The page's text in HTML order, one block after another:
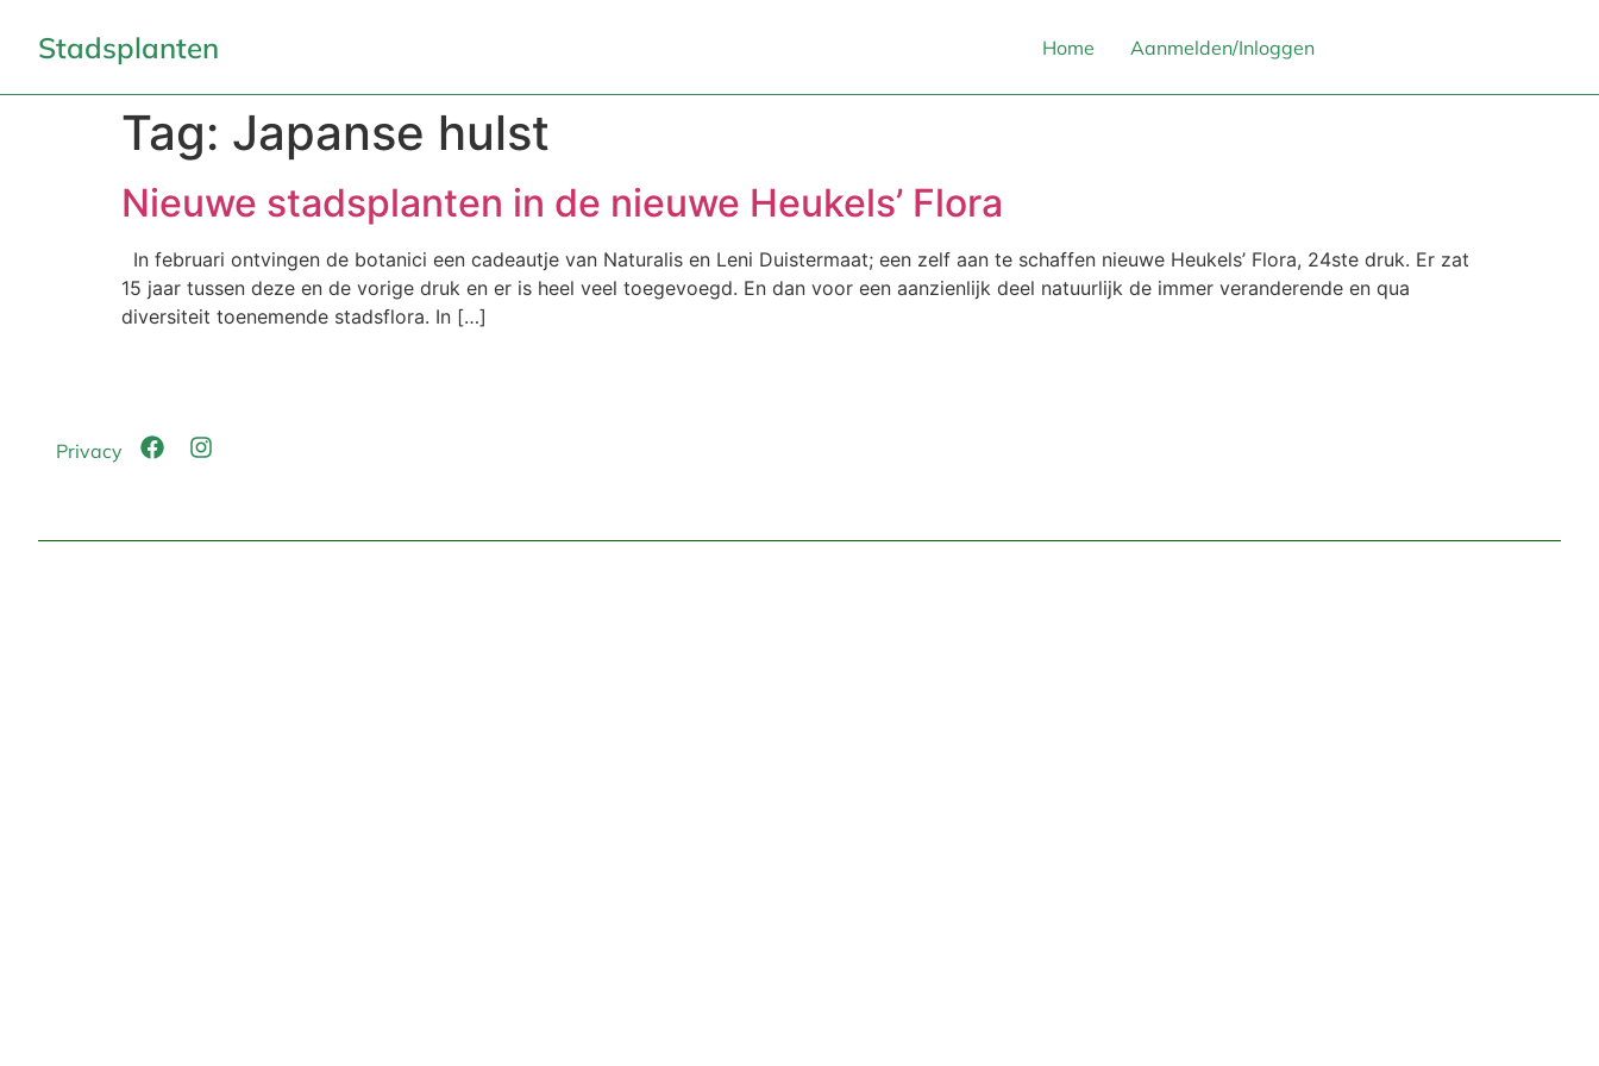
Stadsplanten Home Aanmelden/Inloggen
Tag: Japanse hulst
Nieuwe stadsplanten in de nieuwe Heukels’ Flora
In februari ontvingen de botanici een cadeautje van Naturalis en Leni Duistermaat; een zelf aan te schaffen nieuwe Heukels’ Flora, 24ste druk. Er zat
15 jaar tussen deze en de vorige druk en er is heel veel toegevoegd. En dan voor een aanzienlijk deel natuurlijk de immer veranderende en qua
diversiteit toenemende stadsflora. In […]
Privacy